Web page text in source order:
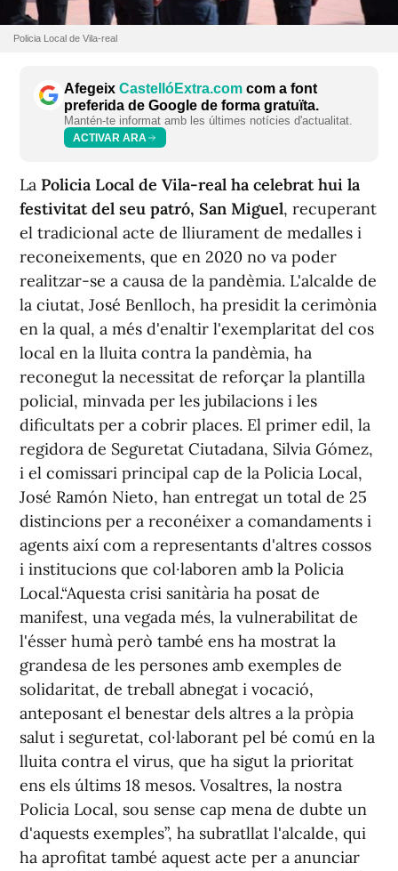
Policia Local de Vila-real
Afegeix CastellóExtra.com com a font
preferida de Google de forma gratuïta.
Mantén-te informat amb les últimes notícies d'actualitat.
ACTIVAR ARA
La Policia Local de Vila-real ha celebrat hui la
festivitat del seu patró, San Miguel, recuperant
el tradicional acte de lliurament de medalles i
reconeixements, que en 2020 no va poder
realitzar-se a causa de la pandèmia. L'alcalde de
la ciutat, José Benlloch, ha presidit la cerimònia
en la qual, a més d'enaltir l'exemplaritat del cos
local en la lluita contra la pandèmia, ha
reconegut la necessitat de reforçar la plantilla
policial, minvada per les jubilacions i les
dificultats per a cobrir places. El primer edil, la
regidora de Seguretat Ciutadana, Silvia Gómez,
i el comissari principal cap de la Policia Local,
José Ramón Nieto, han entregat un total de 25
distincions per a reconéixer a comandaments i
agents així com a representants d'altres cossos
i institucions que col·laboren amb la Policia
Local.“Aquesta crisi sanitària ha posat de
manifest, una vegada més, la vulnerabilitat de
l'ésser humà però també ens ha mostrat la
grandesa de les persones amb exemples de
solidaritat, de treball abnegat i vocació,
anteposant el benestar dels altres a la pròpia
salut i seguretat, col·laborant pel bé comú en la
lluita contra el virus, que ha sigut la prioritat
ens els últims 18 mesos. Vosaltres, la nostra
Policia Local, sou sense cap mena de dubte un
d'aquests exemples”, ha subratllat l'alcalde, qui
ha aprofitat també aquest acte per a anunciar